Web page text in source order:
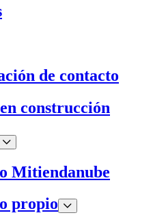
de contacto
construcción
Mitiendanube
propio